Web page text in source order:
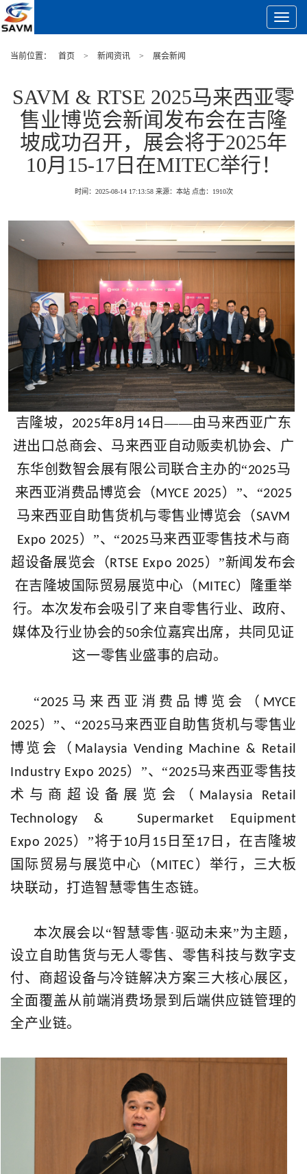
Toggle
当前位置：
首页 > 新闻资讯 > 展会新闻
SAVM & RTSE 2025马来西亚零
售业博览会新闻发布会在吉隆
坡成功召开，展会将于2025年
10月15-17日在MITEC举行！
时间：2025-08-14 17:13:58 来源：本站 点击： 1910次
吉隆坡， 2025年8月 14 日——由马来西亚广东
进出口总商会、马来西亚自动贩卖机协会、广
东华创数智会展有限公司联合主办的“2025马
来西亚消费品博览会（ MYCE 2025） ”、“2025
马来西亚自助售货机与零售业博览会（SAVM
Expo 2025）”、“2025马来西亚零售技术与商
超设备展览会 （ RTSE Expo 2025）”新闻发布会
在吉隆坡国际贸易展览中心（ MITEC）隆重举
行。本次发布会吸引了来自零售行业、 政府、
媒体及行业协会的50余位嘉宾出席，共同见证
这一零售业盛事的启动。
“2025 马来西亚消费品博览会（ MYCE
2025）”、“2025马来西亚自助售货机与零售业
博览会（ Malaysia Vending Machine & Retail
Industry Expo 2025）”、“2025马来西亚零售技
术与商超设备展览会（ Malaysia Retail
Technology & Supermarket Equipment
Expo 2025）”将于 10月 15 日至 17 日，在吉隆坡
国际贸易与展览中心（ MITEC ）举行，三大板
块联动，打造智慧零售生态链。
本次展会以“智慧零售·驱动未来”为主题，
设立自助售货与无人零售、零售科技与数字支
付、商超设备与冷链解决方案三大核心展区，
全面覆盖从前端消费场景到后端供应链管理的
全产业链。